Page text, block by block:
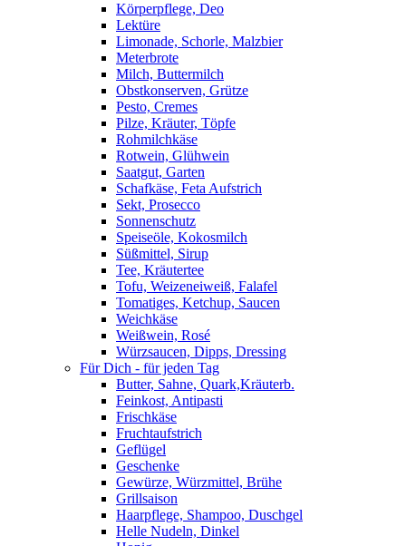
Körperpflege, Deo
Lektüre
Limonade, Schorle, Malzbier
Meterbrote
Milch, Buttermilch
Obstkonserven, Grütze
Pesto, Cremes
Pilze, Kräuter, Töpfe
Rohmilchkäse
Rotwein, Glühwein
Saatgut, Garten
Schafkäse, Feta Aufstrich
Sekt, Prosecco
Sonnenschutz
Speiseöle, Kokosmilch
Süßmittel, Sirup
Tee, Kräutertee
Tofu, Weizeneiweiß, Falafel
Tomatiges, Ketchup, Saucen
Weichkäse
Weißwein, Rosé
Würzsaucen, Dipps, Dressing
Für Dich - für jeden Tag
Butter, Sahne, Quark,Kräuterb.
Feinkost, Antipasti
Frischkäse
Fruchtaufstrich
Geflügel
Geschenke
Gewürze, Würzmittel, Brühe
Grillsaison
Haarpflege, Shampoo, Duschgel
Helle Nudeln, Dinkel